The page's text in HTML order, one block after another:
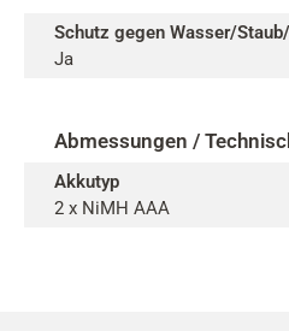
Schutz gegen Wasser/
Ja
Abmessungen /
Akkutyp
2 x NiMH AAA